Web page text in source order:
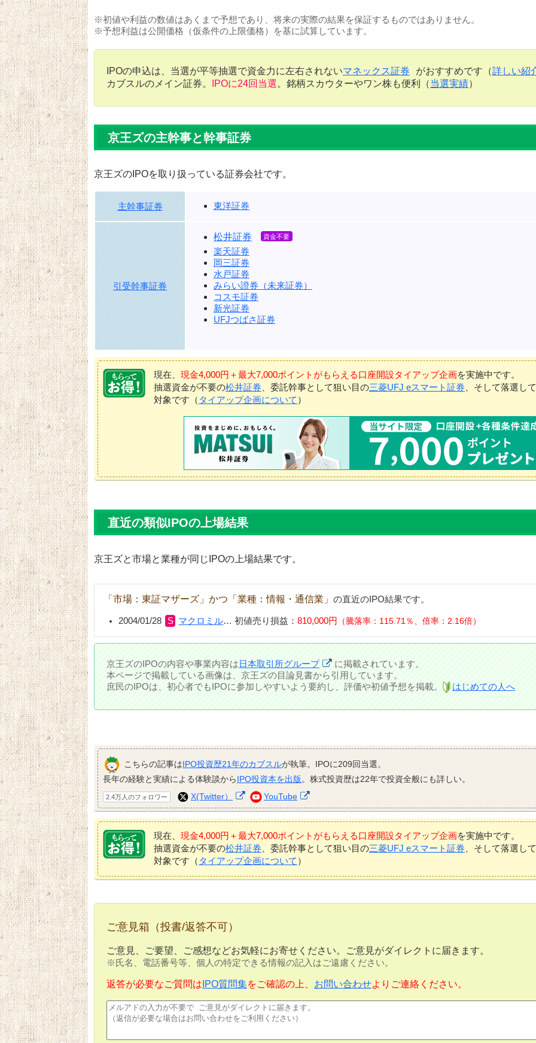
※初値や利益の数値はあくまで予想であり、将来の実際の結果を保証するものではありません。
※予想利益は公開価格（仮条件の上限価格）を基に試算しています。
IPOの申込は、当選が平等抽選で資金力に左右されないマネックス証券 がおすすめです（詳しい紹
カブスルのメイン証券。
IPOに24回当選。銘柄スカウターやワン株も便利（当選実績）
京王ズの主幹事と幹事証券
京王ズのIPOを取り扱っている証券会社です。
主幹事証券 東洋証券
引受幹事証券
松井証券
楽天証券
岡三証券
水戸証券
みらい證券（未来証券）
コスモ証券
新光証券
UFJつばさ証券
現在、 現金4,000円＋最大7,000ポイントがもらえる口座開設タイアップ企画を実施中です。
抽選資金が不要の松井証券 、委託幹事として狙い目の三菱UFJ eスマート証券 、そして落選し
対象です（ タイアップ企画について ）
直近の類似IPOの上場結果
京王ズと市場と業種が同じIPOの上場結果です。
「市場：東証マザーズ」かつ「業種：情報・通信業」 の直近のIPO結果です。
2004/01/28 マクロミル…初値売り損益：810,000円 騰落率：115.71％、倍率：2.16倍
京王ズのIPOの内容や事業内容は日本取引所グループ
に掲載されています。
本ページで掲載している画像は、京王ズの目論見書から引用しています。
庶民のIPOは、初心者でもIPOに参加しやすいよう要約し、評価や初値予想を掲載。
はじめての人へ
こちらの記事はIPO投資歴21年のカブスルが執筆。IPOに209回当選。
長年の経験と実績による体験談からIPO投資本を出版。株式投資歴は22年で投資全般にも詳しい。
2.4万人のフォロワー X(Twitter） YouTube
現在、 現金4,000円＋最大7,000ポイントがもらえる口座開設タイアップ企画を実施中です。
抽選資金が不要の松井証券 、委託幹事として狙い目の三菱UFJ eスマート証券 、そして落選し
対象です（ タイアップ企画について ）
ご意見箱（投書/返答不可）
ご意見、ご要望、ご感想などお気軽にお寄せください。ご意見がダイレクトに届きます。
※氏名、電話番号等、個人の特定できる情報の記入はご遠慮ください。
返答が必要なご質問は IPO質問集をご確認の上、 お問い合わせよりご連絡ください。